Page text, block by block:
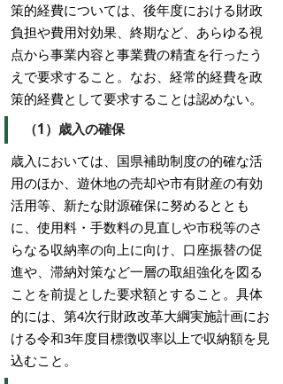
策的経費については、後年度における財政
負担や費用対効果、終期など、あらゆる視
点から事業内容と事業費の精査を行ったう
えで要求すること。なお、経常的経費を政
策的経費として要求することは認めない。
（1）歳入の確保
歳入においては、国県補助制度の的確な活
用のほか、遊休地の売却や市有財産の有効
活用等、新たな財源確保に努めるととも
に、使用料・手数料の見直しや市税等のさ
らなる収納率の向上に向け、口座振替の促
進や、滞納対策など一層の取組強化を図る
ことを前提とした要求額とすること。具体
的には、第4次行財政改革大綱実施計画にお
ける令和3年度目標徴収率以上で収納額を見
込むこと。